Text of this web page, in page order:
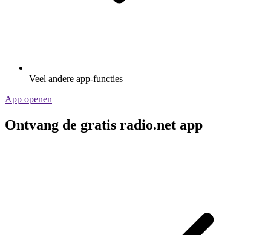
Veel andere app-functies
App openen
Ontvang de gratis radio.net app